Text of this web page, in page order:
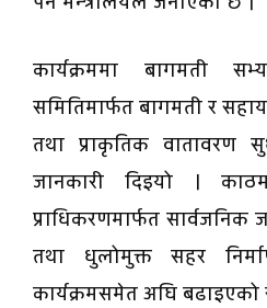
कार्यक्रममा बागमती
समितिमार्फत बागमती र
तथा प्राकृतिक वातावरण
जानकारी दिइयो ।
प्राधिकरणमार्फत
तथा धुलोमुक्त सहर
कार्यक्रमसमेत अघि